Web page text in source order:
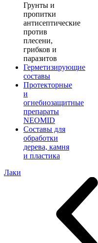
Грунты и
пропитки
антисептические
против
плесени,
грибков и
паразитов
Герметизирующие
составы
Протекторные
и
огнебиозащитные
препараты
NEOMID
Составы для
обработки
дерева, камня
и пластика
Лаки